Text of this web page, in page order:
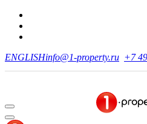
ENGLISHinfo@1-property.ru +7